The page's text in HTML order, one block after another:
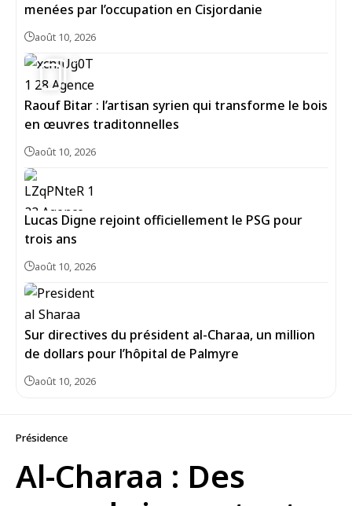
menées par l’occupation en Cisjordanie
août 10, 2026
6
Raouf Bitar : l’artisan syrien qui transforme le bois
en œuvres traditonnelles
août 10, 2026
Lucas Digne rejoint officiellement le PSG pour
trois ans
août 10, 2026
Sur directives du président al-Charaa, un million
de dollars pour l’hôpital de Palmyre
août 10, 2026
Présidence
Al-Charaa : Des